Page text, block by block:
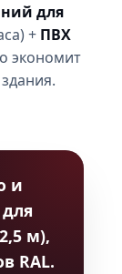
для
+ ПВХ
экономит
и
м),
RAL.